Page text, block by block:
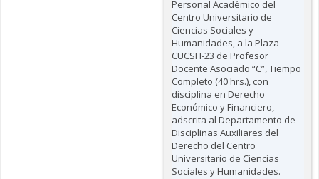
Personal Académico del
Centro Universitario de
Ciencias Sociales y
Humanidades, a la Plaza
CUCSH-23 de Profesor
Docente Asociado “C”, Tiempo
Completo (40 hrs.), con
disciplina en Derecho
Económico y Financiero,
adscrita al Departamento de
Disciplinas Auxiliares del
Derecho del Centro
Universitario de Ciencias
Sociales y Humanidades.